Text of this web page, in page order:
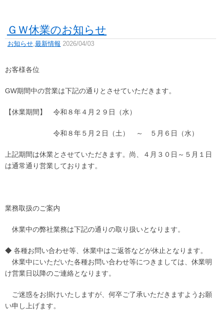
ＧＷ休業のお知らせ
お知らせ,最新情報 2026/04/03
お客様各位
GW期間中の営業は下記の通りとさせていただきます。
【休業期間】 令和８年４月２９日（水）
令和８年５月２日（土） ～ ５月６日（水）
上記期間は休業とさせていただきます。尚、４月３０日～５月１日
は通常通り営業しております。
業務取扱のご案内
休業中の弊社業務は下記の通りの取り扱いとなります。
◆ 各種お問い合わせ等、休業中はご返答などが休止となります。
休業中にいただいた各種お問い合わせ等につきましては、休業明
け営業日以降のご連絡となります。
ご迷惑をお掛けいたしますが、何卒ご了承いただきますようお願
い申し上げます。